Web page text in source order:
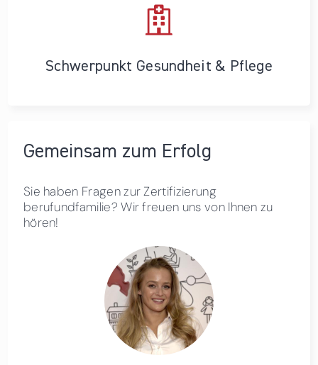
Schwerpunkt Gesundheit & Pflege
Gemeinsam zum Erfolg
Sie haben Fragen zur Zertifizierung
berufundfamilie? Wir freuen uns von Ihnen zu
hören!